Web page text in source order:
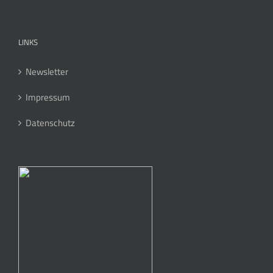
LINKS
Newsletter
Impressum
Datenschutz